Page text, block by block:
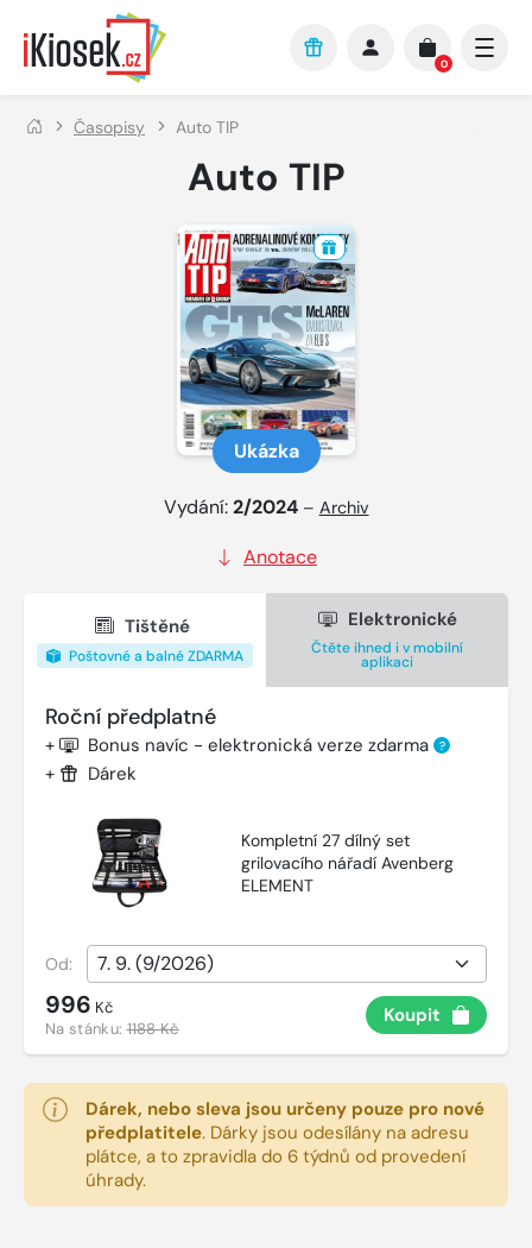
Přejít na hlavní obsah
0
Časopisy Auto TIP
Auto TIP
Ukázka
Vydání:2/2024 – Archiv
Anotace
Tištěné
Poštovné a balné ZDARMA
Elektronické
Čtěte ihned i v mobilní
aplikaci
Roční předplatné
+ Bonus navíc - elektronická verze zdarma ?
+ Dárek
Kompletní 27 dílný set
grilovacího nářadí Avenberg
ELEMENT
Od:
996 Kč
Na stánku:1188 Kč
Koupit
Dárek, nebo sleva jsou určeny pouze pro nové
předplatitele. Dárky jsou odesílány na adresu
plátce, a to zpravidla do 6 týdnů od provedení
úhrady.